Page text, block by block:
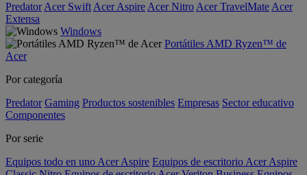
Predator Acer Swift Acer Aspire Acer Nitro Acer TravelMate Acer
Extensa
Windows
Portátiles AMD Ryzen™ de
Acer
Por categoría
Predator Gaming Productos sostenibles Empresas Sector educativo
Componentes
Por serie
Equipos todo en uno Acer Aspire Equipos de escritorio Acer Aspire